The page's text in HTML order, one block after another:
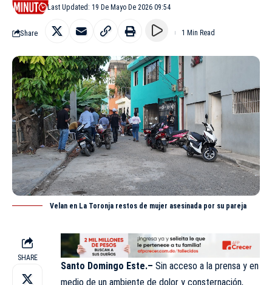
Last Updated: 19 De Mayo De 2026 09:54
Share 1 Min Read
Velan en La Toronja restos de mujer asesinada por su pareja
SHARE
Santo Domingo Este.– Sin acceso a la prensa y en
medio de un ambiente de dolor y consternación,